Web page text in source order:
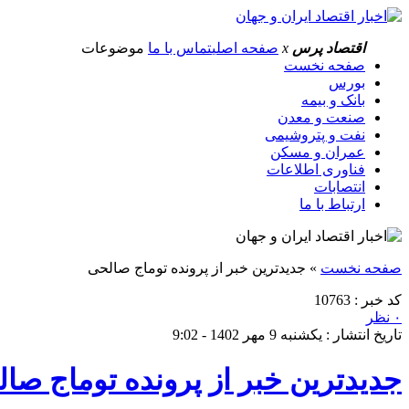
اقتصاد پرس x صفحه اصلیتماس با ما موضوعات
صفحه نخست
بورس
بانک و بیمه
صنعت و معدن
نفت و پتروشیمی
عمران و مسکن
فناوری اطلاعات
انتصابات
ارتباط با ما
صفحه نخست » جدیدترین خبر از پرونده توماج صالحی
کد خبر : 10763
۰ نظر
تاریخ انتشار : یکشنبه 9 مهر 1402 - 9:02
جدیدترین خبر از پرونده توماج